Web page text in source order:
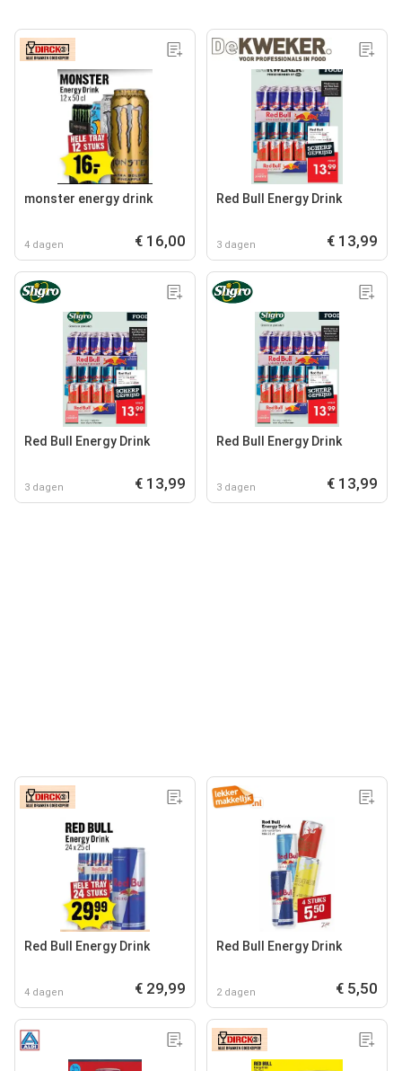
monster energy drink
4 dagen € 16,00
Red Bull Energy Drink
3 dagen € 13,99
Red Bull Energy Drink
3 dagen € 13,99
Red Bull Energy Drink
3 dagen € 13,99
Red Bull Energy Drink
4 dagen € 29,99
Red Bull Energy Drink
2 dagen € 5,50